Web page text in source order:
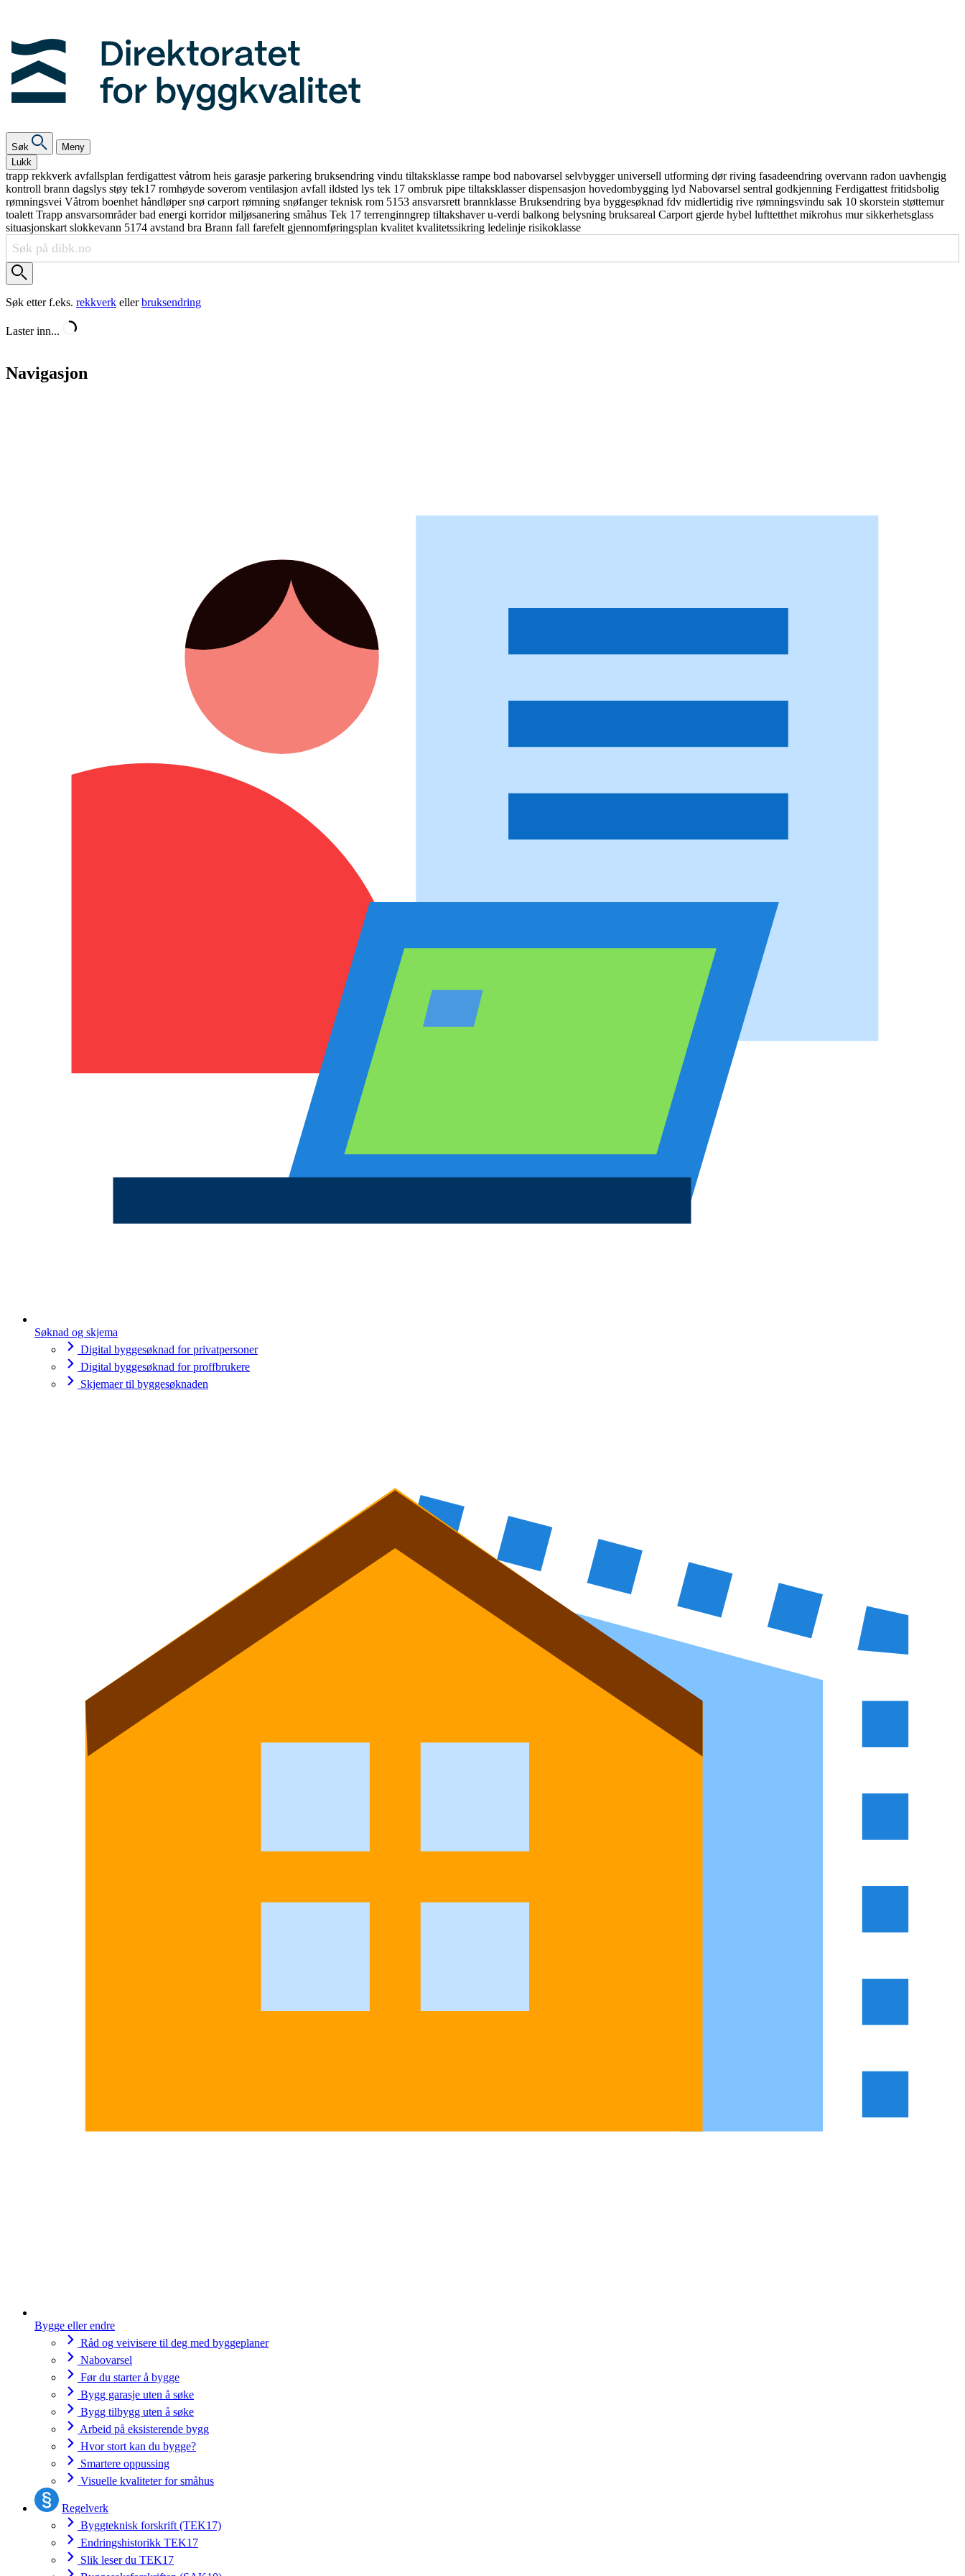
Søk
Meny
Lukk
trapp rekkverk avfallsplan ferdigattest våtrom heis garasje parkering bruksendring vindu tiltaksklasse rampe bod nabovarsel selvbyggeruniversell utforming dørriving fasadeendring overvann radon uavhengig
kontroll brann dagslys støy tek17 romhøyde soverom ventilasjon avfall ildsted lys tek 17 ombruk pipe tiltaksklasserdispensasjon hovedombygging lyd Nabovarsel sentral godkjenning Ferdigattest fritidsbolig
rømningsvei Våtrom boenhet håndløpersnø carport rømning snøfangerteknisk rom 5153 ansvarsrett brannklasse Bruksendring bya byggesøknad fdv midlertidig rive rømningsvindu sak 10 skorstein støttemur
toalett Trapp ansvarsområderbad energi korridormiljøsanering småhus Tek 17 terrenginngrep tiltakshaveru-verdi balkong belysning bruksareal Carport gjerde hybel lufttetthet mikrohus mursikkerhetsglass
situasjonskart slokkevann 5174 avstand bra Brann fall farefelt gjennomføringsplan kvalitet kvalitetssikring ledelinje risikoklasse
Søk etter f.eks. rekkverk ellerbruksendring
Laster inn...
Navigasjon
Søknad og skjema
Digital byggesøknad for privatpersoner
Digital byggesøknad for proffbrukere
Skjemaer til byggesøknaden
Bygge eller endre
Råd og veivisere til deg med byggeplaner
Nabovarsel
Før du starter å bygge
Bygg garasje uten å søke
Bygg tilbygg uten å søke
Arbeid på eksisterende bygg
Hvor stort kan du bygge?
Smartere oppussing
Visuelle kvaliteter for småhus
Regelverk
Byggteknisk forskrift (TEK17)
Endringshistorikk TEK17
Slik leser du TEK17